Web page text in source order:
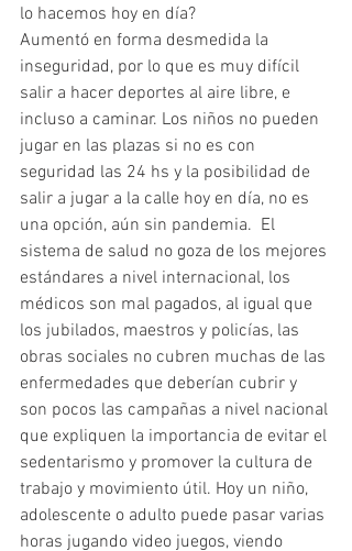
lo hacemos hoy en día?
Aumentó en forma desmedida la
inseguridad, por lo que es muy difícil
salir a hacer deportes al aire libre, e
incluso a caminar. Los niños no pueden
jugar en las plazas si no es con
seguridad las 24 hs y la posibilidad de
salir a jugar a la calle hoy en día, no es
una opción, aún sin pandemia.  El
sistema de salud no goza de los mejores
estándares a nivel internacional, los
médicos son mal pagados, al igual que
los jubilados, maestros y policías, las
obras sociales no cubren muchas de las
enfermedades que deberían cubrir y
son pocos las campañas a nivel nacional
que expliquen la importancia de evitar el
sedentarismo y promover la cultura de
trabajo y movimiento útil. Hoy un niño,
adolescente o adulto puede pasar varias
horas jugando video juegos, viendo